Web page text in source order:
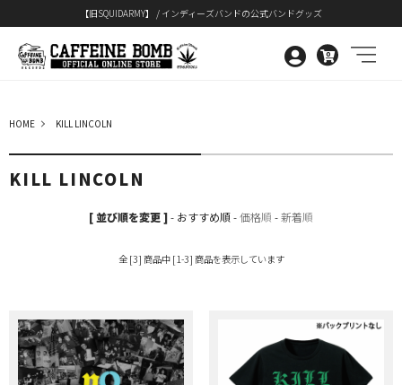
【旧SQUIDARMY】 / インディーズバンドの公式バンドグッズ
0
HOME KILL LINCOLN
KILL LINCOLN
[ 並び順を変更 ]- おすすめ順-価格順 -新着順
全 [3] 商品中 [1-3] 商品を表示しています